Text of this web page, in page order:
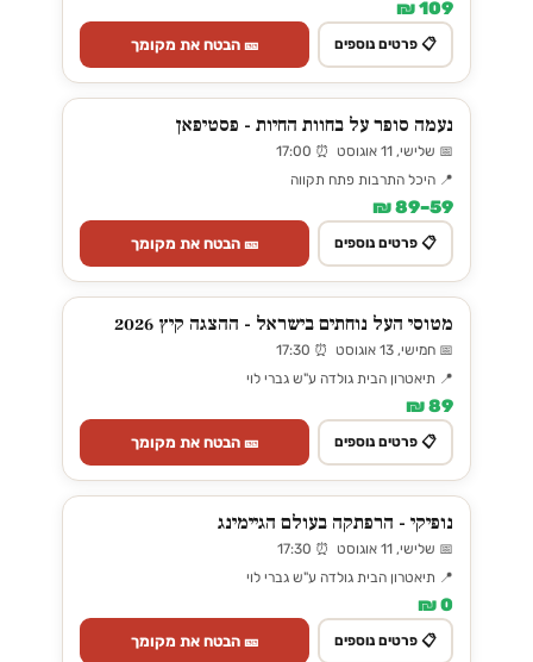
109 ₪
📋 פרטים נוספים 🎫 הבטח את מקומך
נעמה סופר על בחוות החיות - פסטיפאן
📅 שלישי, 11 אוגוסט ⏰ 17:00
📍 היכל התרבות פתח תקווה
59–89 ₪
📋 פרטים נוספים 🎫 הבטח את מקומך
מטוסי העל נוחתים בישראל - ההצגה קיץ 2026
📅 חמישי, 13 אוגוסט ⏰ 17:30
📍 תיאטרון הבית גולדה ע"ש גברי לוי
89 ₪
📋 פרטים נוספים 🎫 הבטח את מקומך
נופיקי - הרפתקה בעולם הגיימינג
📅 שלישי, 11 אוגוסט ⏰ 17:30
📍 תיאטרון הבית גולדה ע"ש גברי לוי
0 ₪
📋 פרטים נוספים 🎫 הבטח את מקומך